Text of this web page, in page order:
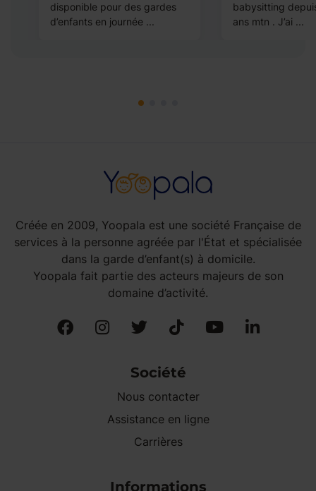
disponible pour des gardes
d’enfants en journée ...
babysitting
ans mtn . J’ai ...
Créée en 2009, Yoopala est une société Française de
services à la personne agréée par l'État et spécialisée
dans la garde d’enfant(s) à domicile.
Yoopala fait partie des acteurs majeurs de son
domaine d’activité.
Société
Nous contacter
Assistance en ligne
Carrières
Informations